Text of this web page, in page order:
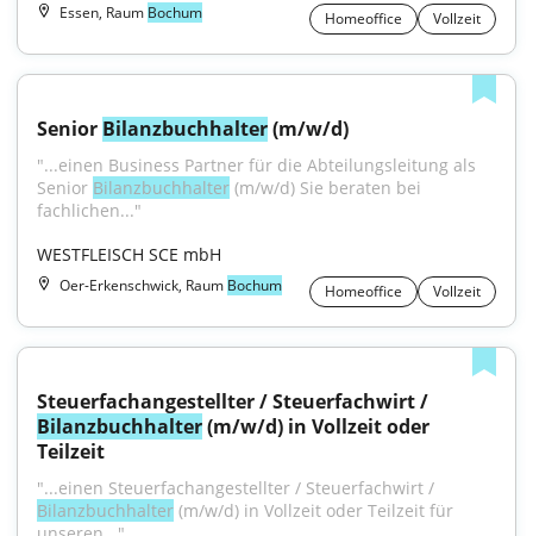
Essen, Raum Bochum Homeoffice Vollzeit
Senior Bilanzbuchhalter (m/w/d)
"...einen Business Partner für die Abteilungsleitung als
Senior Bilanzbuchhalter (m/w/d) Sie beraten bei
fachlichen..."
WESTFLEISCH SCE mbH
Oer-Erkenschwick, Raum Bochum Homeoffice Vollzeit
Bilanzbuchhalter (m/w/d) in Vollzeit oder
Teilzeit
Bilanzbuchhalter (m/w/d) in Vollzeit oder Teilzeit für